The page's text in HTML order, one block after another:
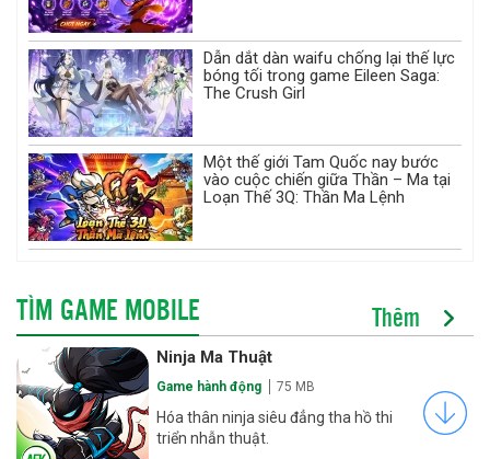
Dẫn dắt dàn waifu chống lại thế lực
bóng tối trong game Eileen Saga:
The Crush Girl
Một thế giới Tam Quốc nay bước
vào cuộc chiến giữa Thần – Ma tại
Loạn Thế 3Q: Thần Ma Lệnh
TÌM GAME MOBILE Thêm
Ninja Ma Thuật
Game hành động 75 MB
Hóa thân ninja siêu đẳng tha hồ thi
triển nhẫn thuật.